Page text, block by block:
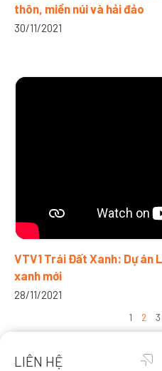
thôn, miền núi và hải đảo
30/11/2021
VTV1 Trái Đất Xanh: Dự án
xanh mới
28/11/2021
1 2 3
LIÊN HỆ